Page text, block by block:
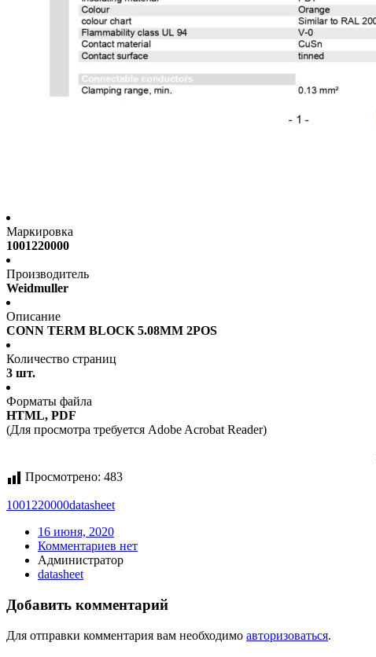
Маркировка
1001220000
Производитель
Weidmuller
Описание
CONN TERM BLOCK 5.08MM 2POS
Количество страниц
3 шт.
Форматы файла
HTML, PDF
(Для просмотра требуется Adobe Acrobat Reader)
Просмотрено: 483
1001220000datasheet
16 июня, 2020
Комментариев нет
Администратор
datasheet
Добавить комментарий
Для отправки комментария вам необходимо авторизоваться.